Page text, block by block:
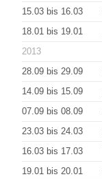
15.03 bis 16.03
18.01 bis 19.01
2013
28.09 bis 29.09
14.09 bis 15.09
07.09 bis 08.09
23.03 bis 24.03
16.03 bis 17.03
19.01 bis 20.01